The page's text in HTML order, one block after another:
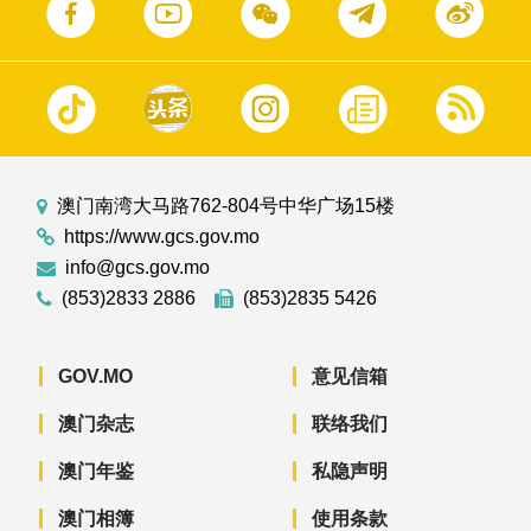
澳门南湾大马路762-804号中华广场15楼
https://www.gcs.gov.mo
info@gcs.gov.mo
(853)2833 2886
(853)2835 5426
GOV.MO
澳门杂志
澳门年鉴
澳门相簿
意见信箱
联络我们
私隐声明
使用条款